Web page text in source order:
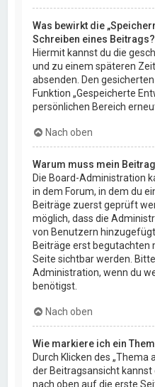
Was bewirkt die
Schreiben eines Beitrags?
Hiermit kannst du die
und zu einem späteren
absenden. Den
Funktion „Gespeicherte
persönlichen Bereich
Nach oben
Warum muss mein
Die Board-Administration
in dem Forum, in dem du
Beiträge zuerst geprüft
möglich, dass die
von Benutzern
Beiträge erst begutachten
Seite sichtbar werden.
Administration, wenn du
benötigst.
Nach oben
Wie markiere ich ein
Durch Klicken des „Thema
der Beitragsansicht
nach oben auf die erste